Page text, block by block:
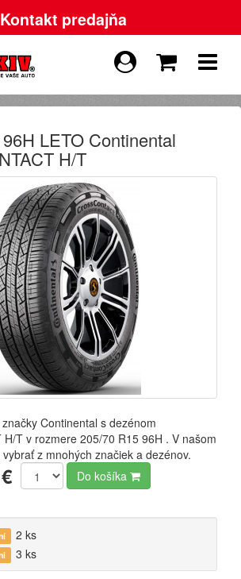
Kontakt predajňa
LETO Continental
H/T
Continental s dezénom
H/T v rozmere 205/70 R15 96H . V našom
z mnohých značiek a dezénov.
Do košíka
2 ks
3 ks